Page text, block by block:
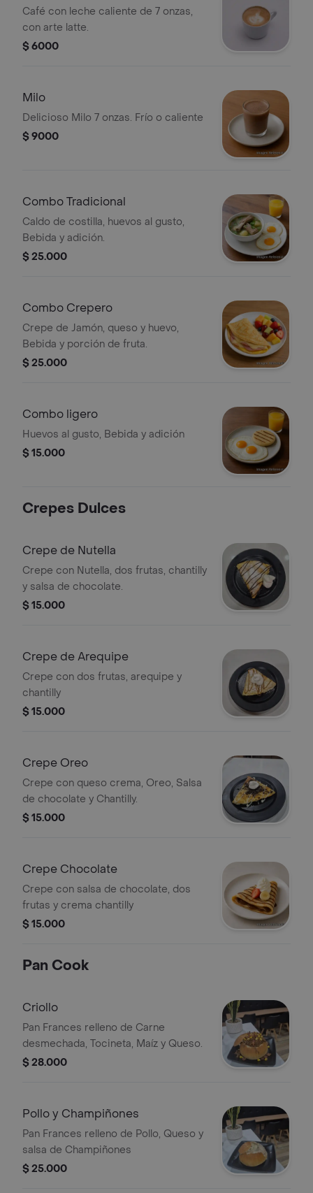
Café con leche caliente de 7 onzas,
con arte latte.
$ 6000
Milo
Delicioso Milo 7 onzas. Frío o caliente
$ 9000
Combo Tradicional
Caldo de costilla, huevos al gusto,
Bebida y adición.
$ 25.000
Combo Crepero
Crepe de Jamón, queso y huevo,
Bebida y porción de fruta.
$ 25.000
Combo ligero
Huevos al gusto, Bebida y adición
$ 15.000
Crepes Dulces
Crepe de Nutella
Crepe con Nutella, dos frutas, chantilly
y salsa de chocolate.
$ 15.000
Crepe de Arequipe
Crepe con dos frutas, arequipe y
chantilly
$ 15.000
Crepe Oreo
Crepe con queso crema, Oreo, Salsa
de chocolate y Chantilly.
$ 15.000
Crepe Chocolate
Crepe con salsa de chocolate, dos
frutas y crema chantilly
$ 15.000
Pan Cook
Criollo
Pan Frances relleno de Carne
desmechada, Tocineta, Maíz y Queso.
$ 28.000
Pollo y Champiñones
Pan Frances relleno de Pollo, Queso y
salsa de Champiñones
$ 25.000